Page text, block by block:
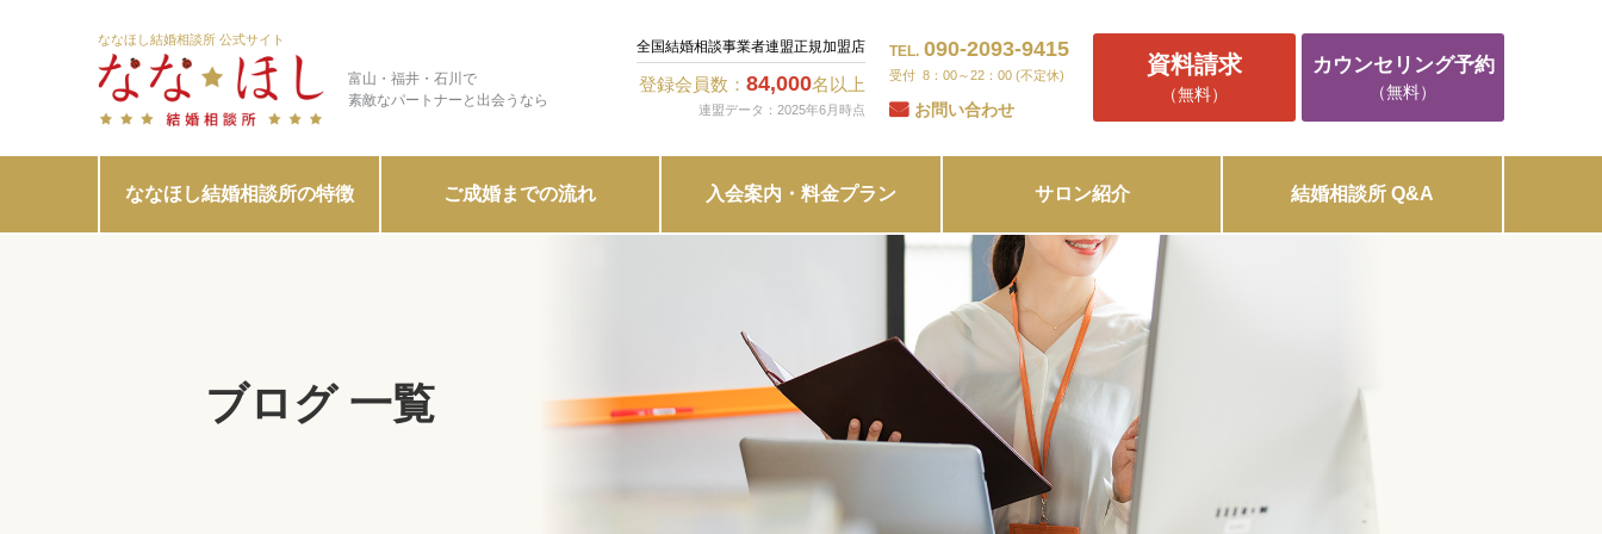
ななほし結婚相談所 公式サイト
富山・福井・石川で
素敵なパートナーと出会うなら
全国結婚相談事業者連盟正規加盟店
登録会員数： 84,000名以上
連盟データ：2025年6月時点
TEL. 090-2093-9415
8：00～22：00 (不定休)
お問い合わせ
資料請求
（無料）
カウンセリング予約
（無料）
ななほし結婚相談所の特徴 ご成婚までの流れ 入会案内・料金プラン サロン紹介 結婚相談所 Q&A
ブログ 一覧